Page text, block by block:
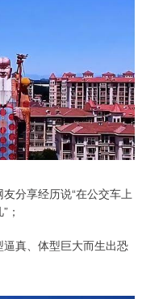
分享经历说“在公交车上
；
真、体型巨大而生出恐